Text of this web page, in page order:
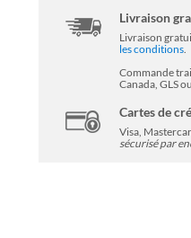
Livraison
Livraison
les conditions
Commande
Canada, GLS
Cartes de
Visa,
sécurisé par